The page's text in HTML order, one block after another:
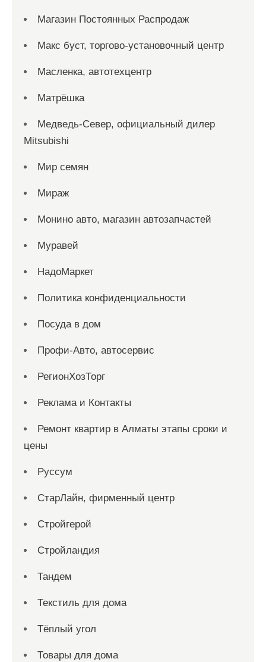
Магазин Постоянных Распродаж
Макс буст, торгово-установочный центр
Масленка, автотехцентр
Матрёшка
Медведь-Север, официальный дилер
Mitsubishi
Мир семян
Мираж
Монино авто, магазин автозапчастей
Муравей
НадоМаркет
Политика конфиденциальности
Посуда в дом
Профи-Авто, автосервис
РегионХозТорг
Реклама и Контакты
Ремонт квартир в Алматы этапы сроки и
цены
Руссум
СтарЛайн, фирменный центр
Стройгерой
Стройландия
Тандем
Текстиль для дома
Тёплый угол
Товары для дома